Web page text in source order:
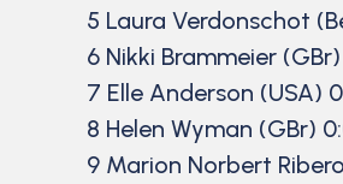
5 Laura Verdonschot
6 Nikki Brammeier
7 Elle Anderson (USA)
8 Helen Wyman (GBr)
9 Marion Norbert